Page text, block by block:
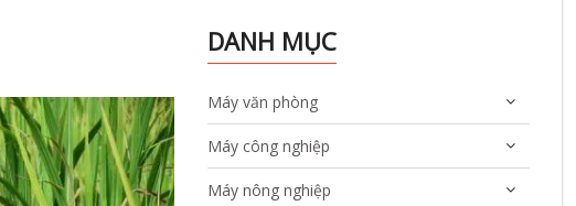
DANH MỤC
Máy văn phòng
Máy công nghiệp
Máy nông nghiệp